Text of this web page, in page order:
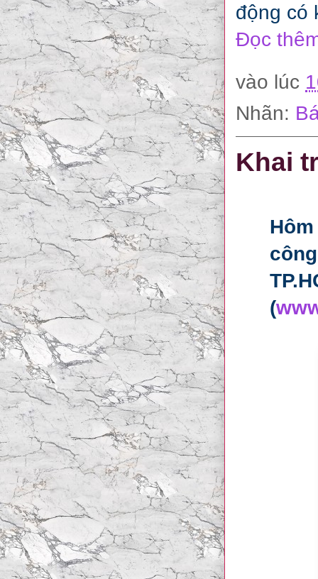
động có
Đọc
vào lúc
Nhãn:
Khai
(